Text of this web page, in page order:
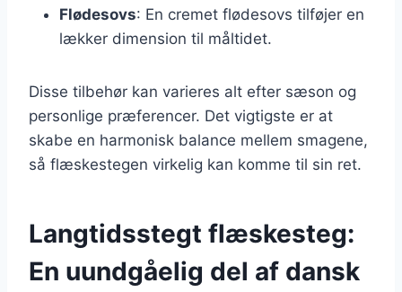
Flødesovs: En cremet flødesovs tilføjer en
lækker dimension til måltidet.
Disse tilbehør kan varieres alt efter sæson og
personlige præferencer. Det vigtigste er at
skabe en harmonisk balance mellem smagene,
så flæskestegen virkelig kan komme til sin ret.
Langtidsstegt flæskesteg:
En uundgåelig del af dansk